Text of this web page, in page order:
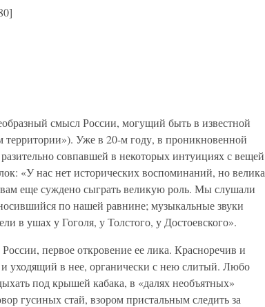
смысл России, могущий быть в известной
территории»). Уже в 20-м году, в проникновенной
совпавшей в некоторых интуициях с вещей
«У нас нет исторических воспоминаний, но велика
еще суждено сыграть великую роль. Мы слушали
по нашей равнине; музыкальные звуки
в ушах у Гоголя, у Толстого, у Достоевского».
первое откровение ее лика. Красноречив и
уходящий в нее, органически с нею слитый. Любо
под крышей кабака, в «далях необъятных»
гусиных стай, взором пристальным следить за